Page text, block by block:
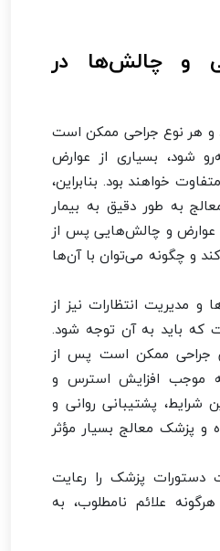
و چالش‌ها در
و هر نوع جراحی ممکن است
شود، بسیاری از عوارض
خواهند بود. بنابراین،
به طور دقیق به بیمار
و چالش‌هایی پس از
و چگونه می‌توان با آن‌ها
و مدیریت انتظارات نیز از
که باید به آن توجه شود.
جراحی ممکن است پس از
موجب افزایش استرس و
شرایط، پشتیبانی روانی و
و پزشک معالج بسیار مؤثر
دستورات پزشک را رعایت
علائم نامطلوب، به